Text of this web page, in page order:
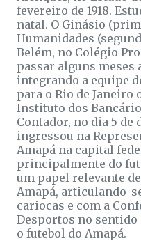
fevereiro de 1918.
natal. O Ginásio
Humanidades
Belém, no Colégio
passar alguns meses
integrando a equipe
para o Rio de Janeiro
Instituto dos
Contador, no dia 5 de
ingressou na
Amapá na capital
principalmente do
um papel relevante
Amapá, articulando-
cariocas e com a
Desportos no
o futebol do Amapá.